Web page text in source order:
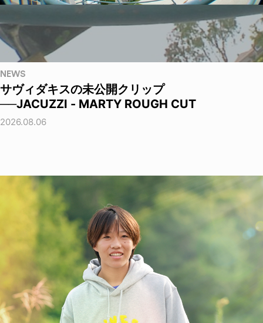
NEWS
サヴィダキスの未公開クリップ
──JACUZZI - MARTY ROUGH CUT
2026.08.06